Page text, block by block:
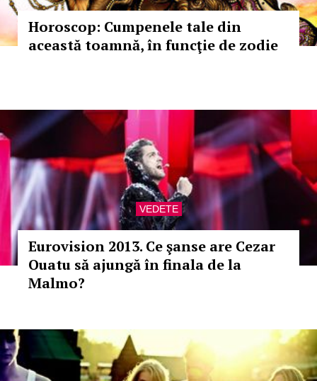
Horoscop: Cumpenele tale din
această toamnă, în funcţie de zodie
VEDETE
Eurovision 2013. Ce şanse are Cezar
Ouatu să ajungă în finala de la
Malmo?